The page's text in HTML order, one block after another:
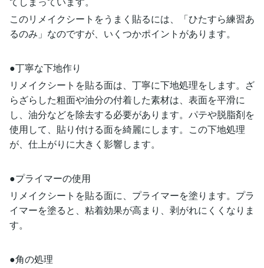
このリメイクシートをうまく貼るには、「ひたすら練習あ
るのみ」なのですが、いくつかポイントがあります。
●丁寧な下地作り
リメイクシートを貼る面は、丁寧に下地処理をします。ざ
らざらした粗面や油分の付着した素材は、表面を平滑に
し、油分などを除去する必要があります。パテや脱脂剤を
使用して、貼り付ける面を綺麗にします。この下地処理
が、仕上がりに大きく影響します。
●プライマーの使用
リメイクシートを貼る面に、プライマーを塗ります。プラ
イマーを塗ると、粘着効果が高まり、剥がれにくくなりま
す。
●角の処理